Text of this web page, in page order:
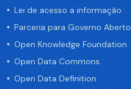
Lei de acesso a informação
Parceria para Governo Aberto
Open Knowledge Foundation
Open Data Commons
Open Data Definition